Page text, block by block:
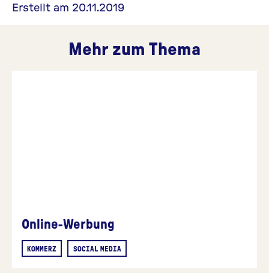
Erstellt am 20.11.2019
Mehr zum Thema
Online-Werbung
KOMMERZ SOCIAL MEDIA